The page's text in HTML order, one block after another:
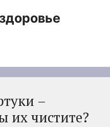
–
их чистите?